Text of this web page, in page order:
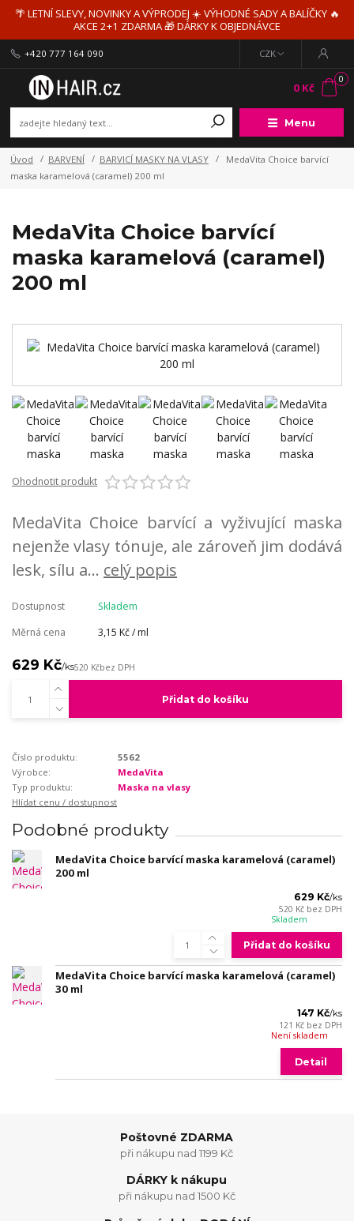
🌴 LETNÍ SLEVY, NOVINKY A VÝPRODEJ ☀️ VÝHODNÉ SADY A BALÍČKY 🔥
AKCE 2+1 ZDARMA 🎁 DÁRKY K OBJEDNÁVCE
Menu
CZK
+420 777 164 090
0
0 Kč
Úvod BARVENÍ BARVICÍ MASKY NA VLASY
MedaVita Choice barvící
maska karamelová (caramel) 200 ml
MedaVita Choice barvící
maska karamelová (caramel)
200 ml
Ohodnotit produkt
MedaVita Choice barvící a vyživující maska
nejenže vlasy tónuje, ale zároveň jim dodává
lesk, sílu a... celý popis
Dostupnost
Skladem
Měrná cena
3,15 Kč / ml
629 Kč/ks520 Kčbez DPH
Přidat do košíku
Číslo produktu:
5562
Výrobce:
MedaVita
Typ produktu:
Maska na vlasy
Hlídat cenu / dostupnost
Podobné produkty
MedaVita Choice barvící maska karamelová (caramel)
200 ml
629 Kč/ks
520 Kč bez DPH
Skladem
Přidat do košíku
MedaVita Choice barvící maska karamelová (caramel)
30 ml
147 Kč/ks
121 Kč bez DPH
Není skladem
Detail
Poštovné ZDARMA
při nákupu nad 1199 Kč
DÁRKY k nákupu
při nákupu nad 1500 Kč